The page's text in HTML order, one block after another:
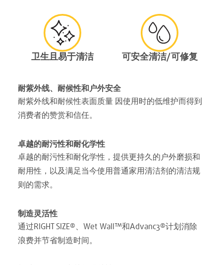
卫生且易于清洁 可安全清洁/可修复
耐紫外线、耐候性和户外安全
耐紫外线和耐候性表面质量 因使用时的低维护而得到
消费者的赞赏和信任。
卓越的耐污性和耐化学性
卓越的耐污性和耐化学性，提供更持久的户外磨损和
耐用性，以及满足当今使用普通家用清洁剂的清洁规
则的需求。
制造灵活性
通过RIGHT SIZE®、Wet Wall™和Advanc3®计划消除
浪费并节省制造时间。